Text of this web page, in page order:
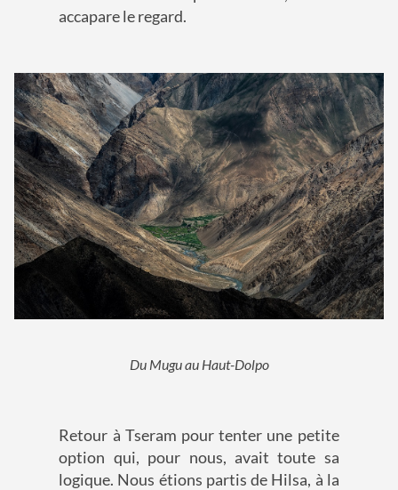
accapare le regard.
Du Mugu au Haut-Dolpo
Retour à Tseram pour tenter une petite
option qui, pour nous, avait toute sa
logique. Nous étions partis de Hilsa, à la